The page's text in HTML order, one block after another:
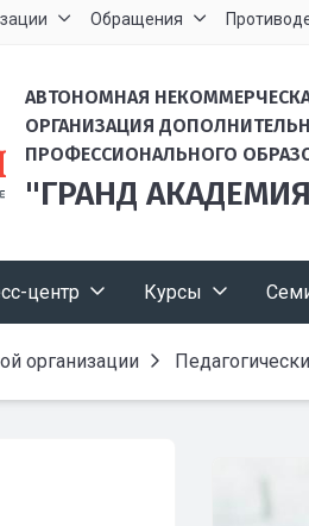
Обращения
АВТОНОМНАЯ
ОРГАНИЗАЦИЯ
ПРОФЕССИОНАЛЬНОГО
"ГРАНД
центр Курсы
организации